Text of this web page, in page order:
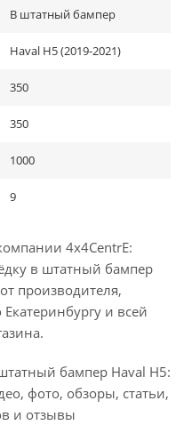
В штатный бампер
Haval H5 (2019-2021)
350
350
1000
9
4x4CentrE:
в штатный бампер
производителя,
и всей
бампер Haval H5:
фото, обзоры, статьи,
и отзывы